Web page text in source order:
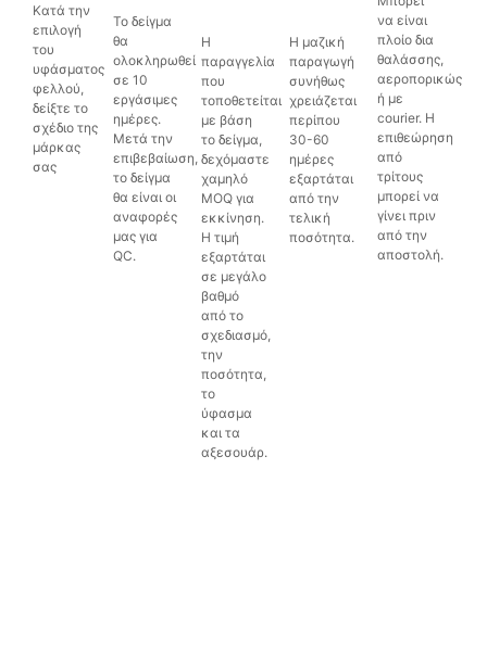
Κατά την
επιλογή
του
υφάσματος
φελλού,
δείξτε το
σχέδιο της
μάρκας
σας
Το δείγμα
θα
ολοκληρωθεί
σε 10
εργάσιμες
ημέρες.
Μετά την
επιβεβαίωση,
το δείγμα
θα είναι οι
αναφορές
μας για
QC.
Η
παραγγελία
που
τοποθετείται
με βάση
το δείγμα,
δεχόμαστε
χαμηλό
MOQ για
εκκίνηση.
Η τιμή
εξαρτάται
σε μεγάλο
βαθμό
από το
σχεδιασμό,
την
ποσότητα,
το
ύφασμα
και τα
αξεσουάρ.
Η μαζική
παραγωγή
συνήθως
χρειάζεται
περίπου
30-60
ημέρες
εξαρτάται
από την
τελική
ποσότητα.
να είναι
πλοίο δια
θαλάσσης,
αεροπορικώς
ή με
courier. Η
επιθεώρηση
από
τρίτους
μπορεί να
γίνει πριν
από την
αποστολή.